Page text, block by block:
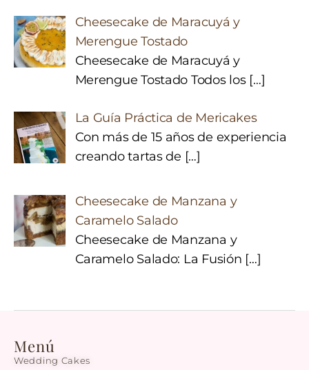
Cheesecake de Maracuyá y
Merengue Tostado
Cheesecake de Maracuyá y
Merengue Tostado Todos los […]
La Guía Práctica de Mericakes
Con más de 15 años de experiencia
creando tartas de […]
Cheesecake de Manzana y
Caramelo Salado
Cheesecake de Manzana y
Caramelo Salado: La Fusión […]
Menú
Wedding Cakes